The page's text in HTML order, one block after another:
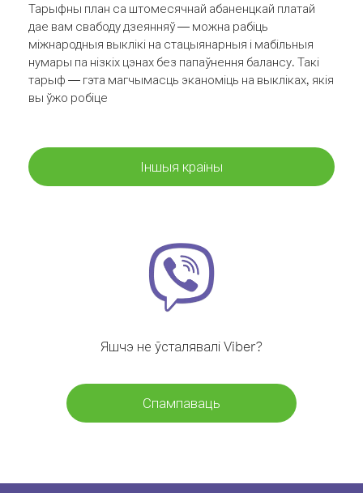
Тарыфны план са штомесячнай абаненцкай платай
дае вам свабоду дзеянняў — можна рабіць
міжнародныя выклікі на стацыянарныя і мабільныя
нумары па нізкіх цэнах без папаўнення балансу. Такі
тарыф — гэта магчымасць эканоміць на выкліках, якія
вы ўжо робіце
Іншыя краіны
Яшчэ не ўсталявалі Viber?
Спампаваць